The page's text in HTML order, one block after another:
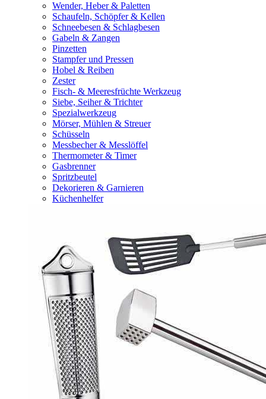
Wender, Heber & Paletten
Schaufeln, Schöpfer & Kellen
Schneebesen & Schlagbesen
Gabeln & Zangen
Pinzetten
Stampfer und Pressen
Hobel & Reiben
Zester
Fisch- & Meeresfrüchte Werkzeug
Siebe, Seiher & Trichter
Spezialwerkzeug
Mörser, Mühlen & Streuer
Schüsseln
Messbecher & Messlöffel
Thermometer & Timer
Gasbrenner
Spritzbeutel
Dekorieren & Garnieren
Küchenhelfer